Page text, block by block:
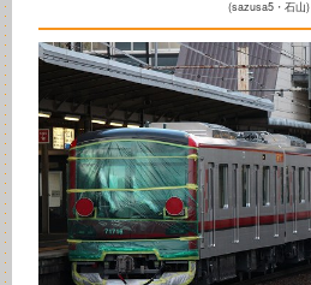
(sazusa5・石山)